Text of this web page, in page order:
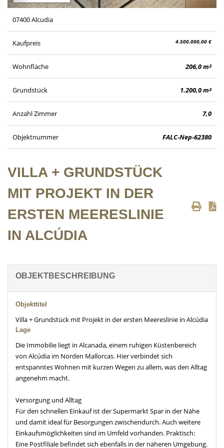
07400 Alcudia
Kaufpreis 4.500.000,00 €
Wohnfläche 206,0 m²
Grundstück 1.200,0 m²
Anzahl Zimmer 7,0
Objektnummer FALC-Nep-62380
VILLA + GRUNDSTÜCK
MIT PROJEKT IN DER
ERSTEN MEERESLINIE
IN ALCÚDIA
OBJEKTBESCHREIBUNG
Objekttitel
Villa + Grundstück mit Projekt in der ersten Meereslinie in Alcúdia
Lage
Die Immobilie liegt in Alcanada, einem ruhigen Küstenbereich
von Alcúdia im Norden Mallorcas. Hier verbindet sich
entspanntes Wohnen mit kurzen Wegen zu allem, was den Alltag
angenehm macht.
Versorgung und Alltag
Für den schnellen Einkauf ist der Supermarkt Spar in der Nähe
und damit ideal für Besorgungen zwischendurch. Auch weitere
Einkaufsmöglichkeiten sind im Umfeld vorhanden. Praktisch:
Eine Postfiliale befindet sich ebenfalls in der näheren Umgebung.